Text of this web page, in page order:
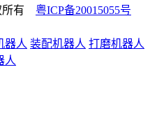
所有 粤ICP备20015055号
器人 装配机器人 打磨机器人
人